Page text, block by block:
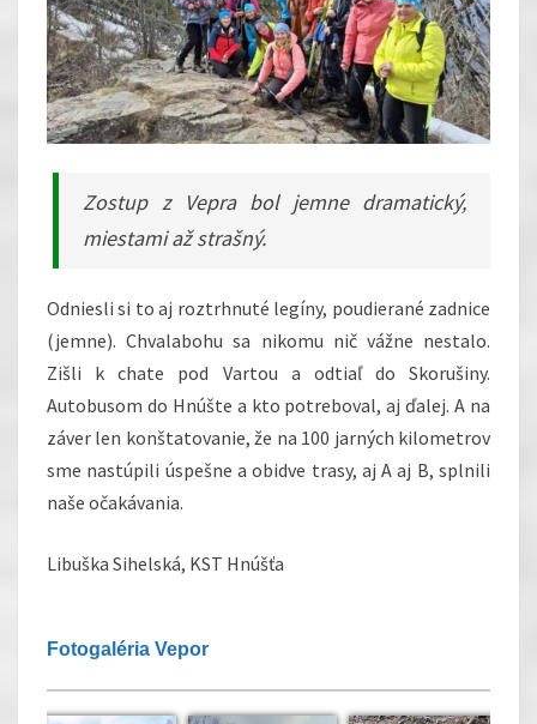
Zostup z Vepra bol jemne dramatický,
miestami až strašný.
Odniesli si to aj roztrhnuté legíny, poudierané zadnice
(jemne). Chvalabohu sa nikomu nič vážne nestalo.
Zišli k chate pod Vartou a odtiaľ do Skorušiny.
Autobusom do Hnúšte a kto potreboval, aj ďalej. A na
záver len konštatovanie, že na 100 jarných kilometrov
sme nastúpili úspešne a obidve trasy, aj A aj B, splnili
naše očakávania.
Libuška Sihelská, KST Hnúšťa
Fotogaléria Vepor